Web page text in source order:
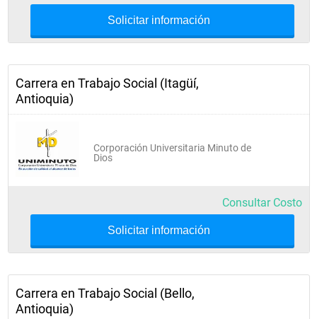
Economía Política
Quinto Semestre
Familias
Cultura Ambiental
Sociocultural
Gestión Social de Proyectos
Solicitar información
Carrera en Trabajo Social (Itagüí,
Antioquia)
Corporación Universitaria Minuto de
Dios
Consultar Costo
Solicitar información
Carrera en Trabajo Social (Bello,
Antioquia)